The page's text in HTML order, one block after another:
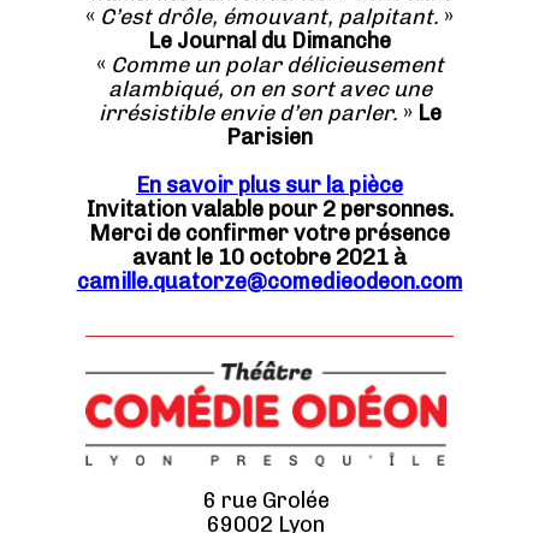
« C’est drôle, émouvant, palpitant. »
Le Journal du Dimanche
« Comme un polar délicieusement
alambiqué, on en sort avec une
irrésistible envie d’en parler. » Le
Parisien
En savoir plus sur la pièce
Invitation valable pour 2 personnes.
Merci de confirmer votre présence
avant le 10 octobre 2021 à
camille.quatorze@comedieodeon.com
6 rue Grolée
69002 Lyon